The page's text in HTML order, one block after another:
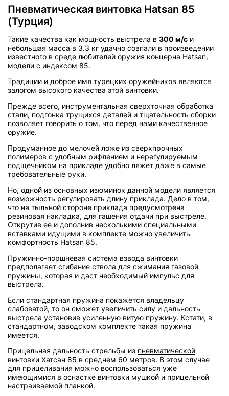
Пневматическая винтовка Hatsan 85
(Турция)
Такие качества как мощность выстрела в 300 м/с и
небольшая масса в 3.3 кг удачно совпали в произведении
известного в среде любителей оружия концерна Hatsan,
модели с индексом 85.
Традиции и доброе имя турецких оружейников являются
залогом высокого качества этой винтовки.
Прежде всего, инструментальная сверхточная обработка
стали, подгонка трущихся деталей и тщательность сборки
позволяет говорить о том, что перед нами качественное
оружие.
Продуманное до мелочей ложе из сверхпрочных
полимеров с удобным рифлением и нерегулируемым
подщечником на прикладе удобно ляжет даже в самые
требовательные руки.
Но, одной из основных изюминок данной модели является
возможность регулировать длину приклада. Дело в том,
что на тыльной стороне приклада предусмотрена
резиновая накладка, для гашения отдачи при выстреле.
Открутив ее и дополнив несколькими специальными
вставками идущими в комплекте можно увеличить
комфортность Hatsan 85.
Пружинно-поршневая система взвода винтовки
предполагает сгибание ствола для сжимания газовой
пружины, которая и даст необходимый импульс для
выстрела.
Если стандартная пружина покажется владельцу
слабоватой, то он сможет увеличить силу и дальность
выстрела установив усиленную витую пружину. Кстати, в
стандартном, заводском комплекте такая пружина
имеется.
Прицельная дальность стрельбы из пневматической
винтовки Хатсан 85 в среднем 60 метров. В этом случае
для прицеливания можно воспользоваться уже
имеющимися в оснастке винтовки мушкой и прицельной
настраиваемой планкой.